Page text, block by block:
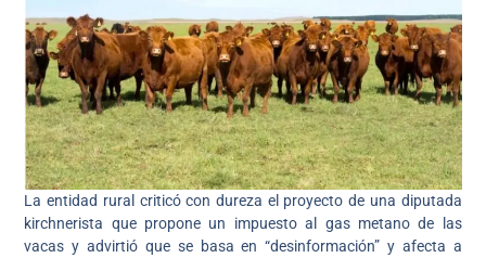
La entidad rural criticó con dureza el proyecto de una diputada
kirchnerista que propone un impuesto al gas metano de las
vacas y advirtió que se basa en “desinformación” y afecta a